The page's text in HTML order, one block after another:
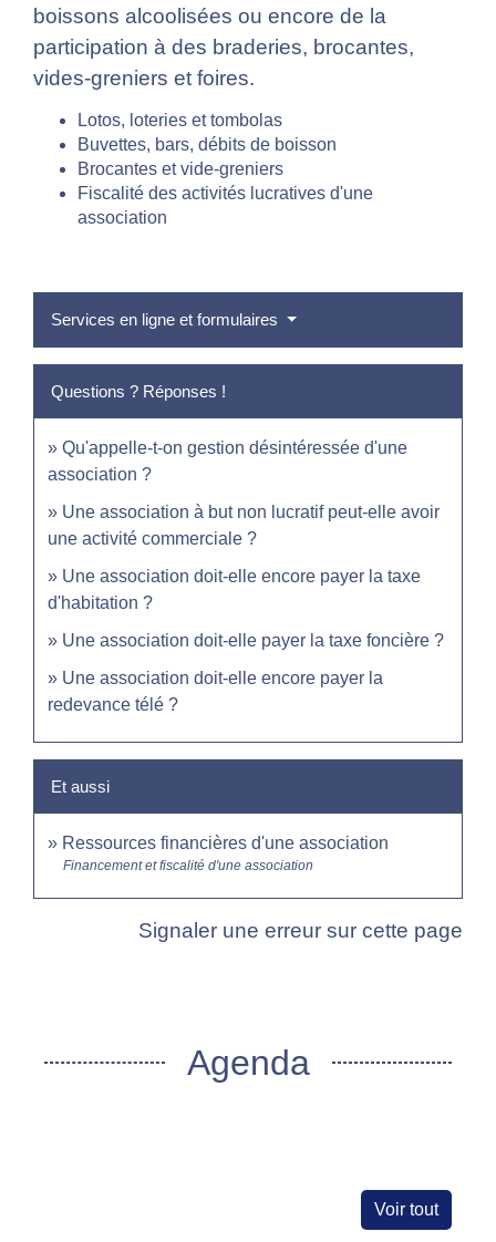
boissons alcoolisées ou encore de la
participation à des braderies, brocantes,
vides-greniers et foires.
Lotos, loteries et tombolas
Buvettes, bars, débits de boisson
Brocantes et vide-greniers
Fiscalité des activités lucratives d'une
association
Services en ligne et formulaires
Questions ? Réponses !
Qu'appelle-t-on gestion désintéressée d'une
association ?
Une association à but non lucratif peut-elle avoir
une activité commerciale ?
Une association doit-elle encore payer la taxe
d'habitation ?
Une association doit-elle payer la taxe foncière ?
Une association doit-elle encore payer la
redevance télé ?
Et aussi
Ressources financières d'une association
Financement et fiscalité d'une association
Signaler une erreur sur cette page
Agenda
Voir tout